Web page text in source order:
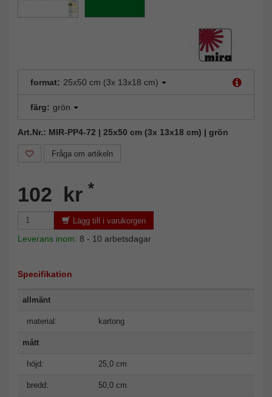
format: 25x50 cm (3x 13x18 cm)
färg: grön
Art.Nr.: MIR-PP4-72 | 25x50 cm (3x 13x18 cm) | grön
Fråga om artikeln
102 kr *
Lägg till i varukorgen
Leverans inom: 8 - 10 arbetsdagar
Specifikation
allmänt
material: kartong
mått
höjd: 25,0 cm
bredd: 50,0 cm